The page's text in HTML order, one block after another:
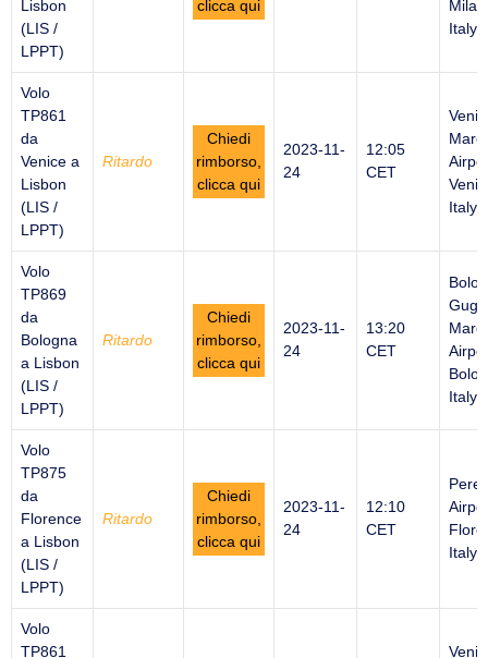
Lisbon
(LIS /
LPPT)
clicca qui
Italy
Volo
TP861
da
Venice a
Lisbon
(LIS /
LPPT)
Ritardo
Chiedi
rimborso,
clicca qui
2023-11-
24
12:05
CET
Italy
Volo
TP869
da
Bologna
a Lisbon
(LIS /
LPPT)
Ritardo
Chiedi
rimborso,
clicca qui
2023-11-
24
13:20
CET
Italy
Volo
TP875
da
Florence
a Lisbon
(LIS /
LPPT)
Ritardo
Chiedi
rimborso,
clicca qui
2023-11-
24
12:10
CET
Italy
Volo
TP861